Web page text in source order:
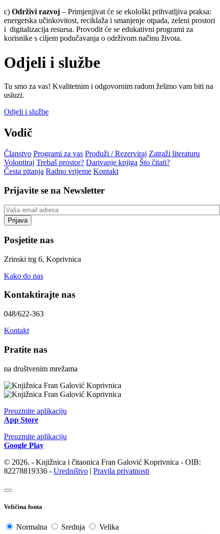
c) Održivi razvoj – Primjenjivat će se ekološki prihvatljiva praksa:
energetska učinkovitost, reciklaža i smanjenje otpada, zeleni prostori
i digitalizacija resursa. Provodit će se edukativni programi za
korisnike s ciljem podučavanja o održivom načinu života.
Odjeli i službe
Tu smo za vas! Kvalitetnim i odgovornim radom želimo vam biti na
usluzi.
Odjeli i službe
Vodič
Članstvo Programi za vas Produži / Rezerviraj Zatraži literaturu
Volontiraj Trebaš prostor? Darivanje knjiga Što čitati?
Česta pitanja Radno vrijeme Kontakt
Prijavite se na Newsletter
Posjetite nas
Zrinski trg 6, Koprivnica
Kako do nas
Kontaktirajte nas
048/622-363
Kontakt
Pratite nas
na društvenim mrežama
Preuzmite aplikaciju
App Store
Preuzmite aplikaciju
Google Play
© 2026. - Knjižnica i čitaonica Fran Galović Koprivnica - OIB:
82278819336 - Uredništvo | Pravila privatnosti
Veličina fonta
Normalna Srednja Velika